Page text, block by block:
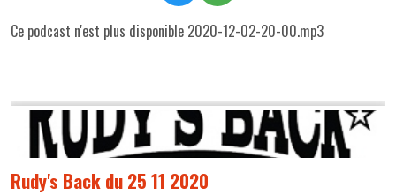
Ce podcast n'est plus disponible 2020-12-02-20-00.mp3
Rudy's Back du 25 11 2020